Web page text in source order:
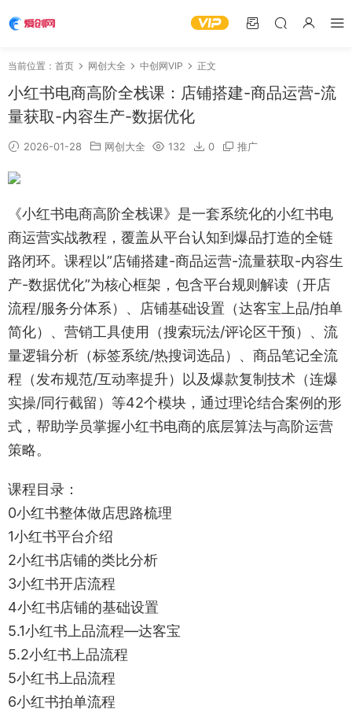
当前位置： 首页 网创大全 中创网VIP 正文
小红书电商高阶全栈课：店铺搭建-商品运营-流
量获取-内容生产-数据优化
2026-01-28 网创大全 132 0 推广
《小红书电商高阶全栈课》是一套系统化的小红书电
商运营实战教程，覆盖从平台认知到爆品打造的全链
路闭环。课程以”店铺搭建-商品运营-流量获取-内容生
产-数据优化”为核心框架，包含平台规则解读（开店
流程/服务分体系）、店铺基础设置（达客宝上品/拍单
简化）、营销工具使用（搜索玩法/评论区干预）、流
量逻辑分析（标签系统/热搜词选品）、商品笔记全流
程（发布规范/互动率提升）以及爆款复制技术（连爆
实操/同行截留）等42个模块，通过理论结合案例的形
式，帮助学员掌握小红书电商的底层算法与高阶运营
策略。
课程目录：
0小红书整体做店思路梳理
1小红书平台介绍
2小红书店铺的类比分析
3小红书开店流程
4小红书店铺的基础设置
5.1小红书上品流程—达客宝
5.2小红书上品流程
5小红书上品流程
6小红书拍单流程